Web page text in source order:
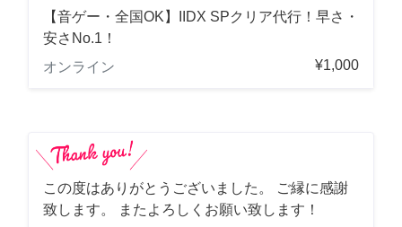
【音ゲー・全国OK】IIDX SPクリア代行！早さ・
安さNo.1！
オンライン
¥1,000
この度はありがとうございました。 ご縁に感謝
致します。 またよろしくお願い致します！